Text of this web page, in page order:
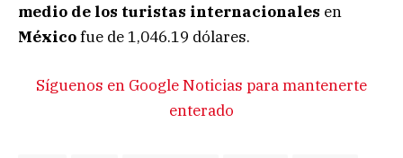
medio de los turistas internacionales en
Méxicofue de 1,046.19 dólares.
Síguenos en Google Noticias para mantenerte
enterado